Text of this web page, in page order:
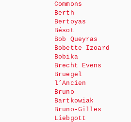
Commons
Berth
Bertoyas
Bésot
Bob Queyras
Bobette Izoard
Bobika
Brecht Evens
Bruegel
l’Ancien
Bruno
Bartkowiak
Bruno-Gilles
Liebgott